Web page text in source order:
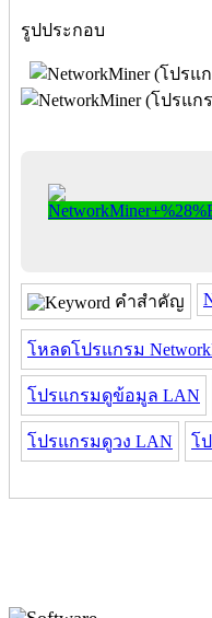
รูปประกอบ
คำสำคัญ
โหลดโปรแกรม
โปรแกรมดูข้อมูล LAN
โปรแกรมดูวง LAN โ